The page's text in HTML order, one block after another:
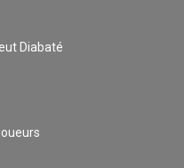
Diabaté